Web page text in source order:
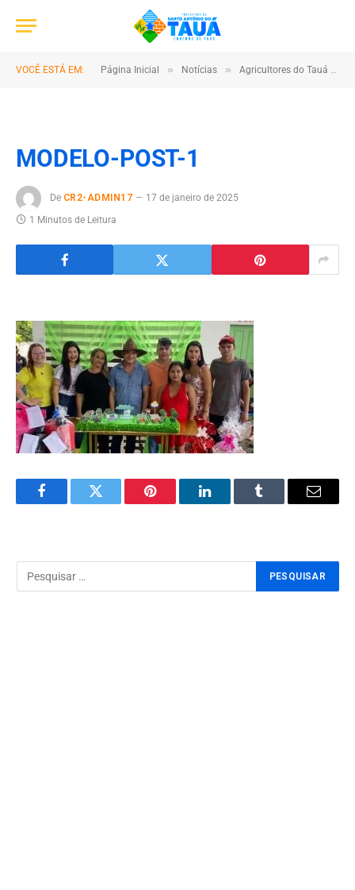
VOCÊ ESTÁ EM: Página Inicial » Notícias » Agricultores do Tauá Foram Homenageados na Feira Livre da Agricultura
MODELO-POST-1
De CR2-ADMIN17
17 de janeiro de 2025
1 Minutos de Leitura
FacebookTwitter Pinterest LinkedInTumblr Email